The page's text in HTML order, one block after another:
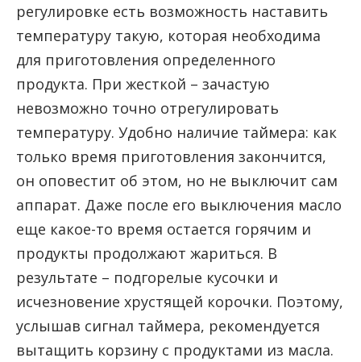
регулировке есть возможность наставить
температуру такую, которая необходима
для приготовления определенного
продукта. При жесткой – зачастую
невозможно точно отрегулировать
температуру. Удобно наличие таймера: как
только время приготовления закончится,
он оповестит об этом, но не выключит сам
аппарат. Даже после его выключения масло
еще какое-то время остается горячим и
продукты продолжают жариться. В
результате – подгорелые кусочки и
исчезновение хрустящей корочки. Поэтому,
услышав сигнал таймера, рекомендуется
вытащить корзину с продуктами из масла.